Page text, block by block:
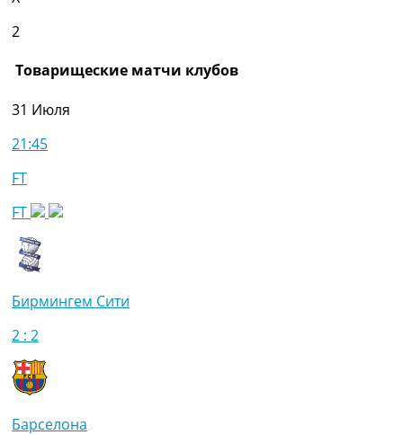
2
Товарищеские матчи клубов
31 Июля
21:45
FT
FT
Бирмингем Сити
2 : 2
Барселона